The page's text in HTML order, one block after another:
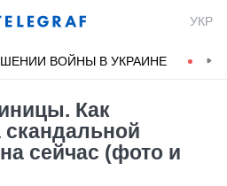
УКР
ВОЙНЫ В УКРАИНЕ
Как
сейчас (фото и